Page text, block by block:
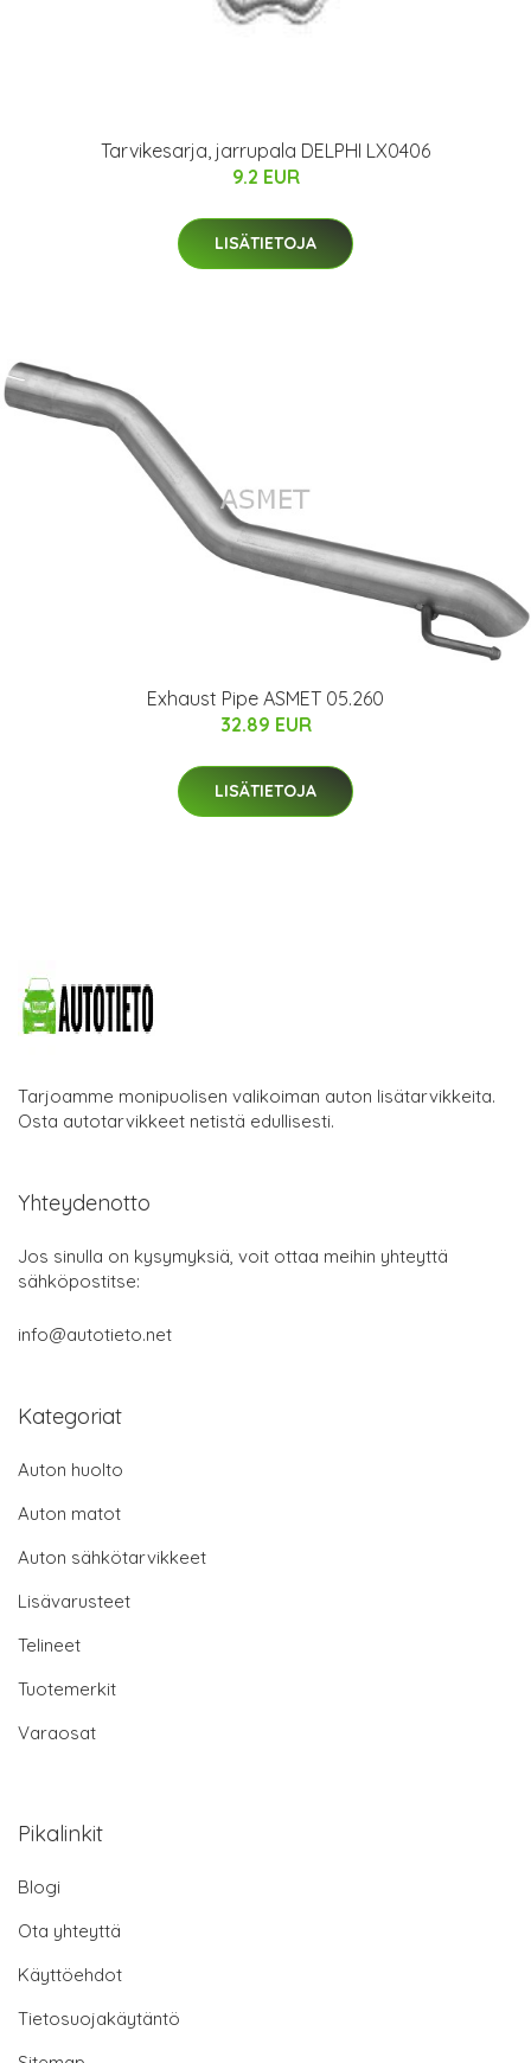
Tarvikesarja, jarrupala DELPHI LX0406
9.2 EUR
LISÄTIETOJA
Exhaust Pipe ASMET 05.260
32.89 EUR
LISÄTIETOJA
Tarjoamme monipuolisen valikoiman auton lisätarvikkeita.
Osta autotarvikkeet netistä edullisesti.
Yhteydenotto
Jos sinulla on kysymyksiä, voit ottaa meihin yhteyttä
sähköpostitse:
info@autotieto.net
Kategoriat
Auton huolto
Auton matot
Auton sähkötarvikkeet
Lisävarusteet
Telineet
Tuotemerkit
Varaosat
Pikalinkit
Blogi
Ota yhteyttä
Käyttöehdot
Tietosuojakäytäntö